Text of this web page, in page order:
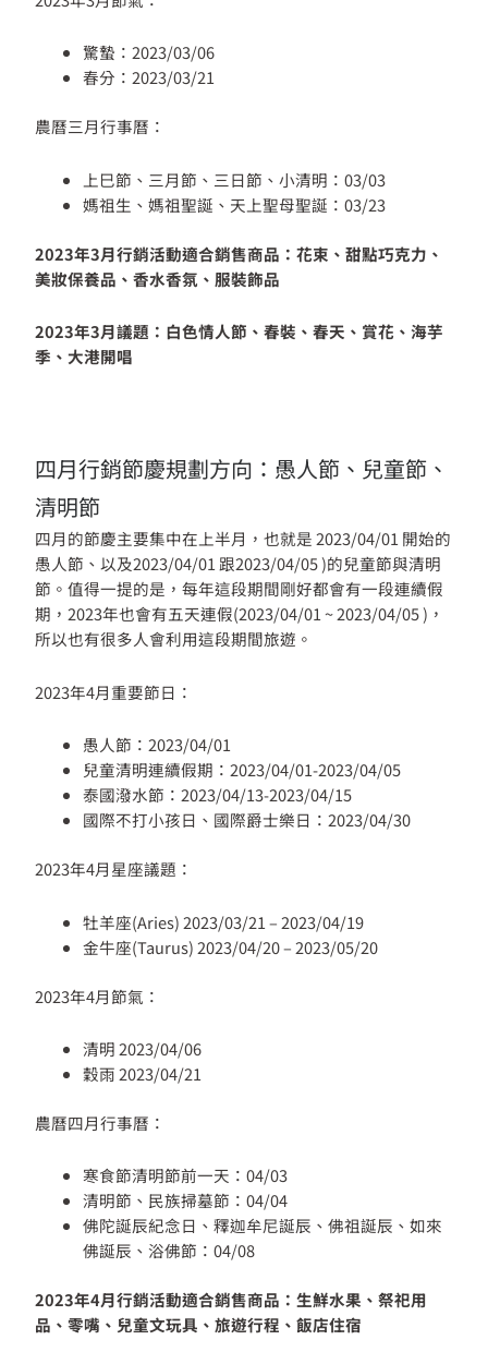
驚蟄：2023/03/06
春分：2023/03/21
農曆三月行事曆：
上巳節、三月節、三日節、小清明：03/03
媽祖生、媽祖聖誕、天上聖母聖誕：03/23
2023年3月行銷活動適合銷售商品：花束、甜點巧克力、
美妝保養品、香水香氛、服裝飾品
2023年3月議題：白色情人節、春裝、春天、賞花、海芋
季、大港開唱
四月行銷節慶規劃方向：愚人節、兒童節、
清明節
四月的節慶主要集中在上半月，也就是 2023/04/01 開始的
愚人節、以及2023/04/01 跟2023/04/05 )的兒童節與清明
節。值得一提的是，每年這段期間剛好都會有一段連續假
期，2023年也會有五天連假(2023/04/01 ~ 2023/04/05 )，
所以也有很多人會利用這段期間旅遊。
2023年4月重要節日：
愚人節：2023/04/01
兒童清明連續假期：2023/04/01-2023/04/05
泰國潑水節：2023/04/13-2023/04/15
國際不打小孩日、國際爵士樂日：2023/04/30
2023年4月星座議題：
牡羊座(Aries) 2023/03/21 – 2023/04/19
金牛座(Taurus) 2023/04/20 – 2023/05/20
2023年4月節氣：
清明 2023/04/06
穀雨 2023/04/21
農曆四月行事曆：
寒食節清明節前一天：04/03
清明節、民族掃墓節：04/04
佛陀誕辰紀念日、釋迦牟尼誕辰、佛祖誕辰、如來
佛誕辰、浴佛節：04/08
2023年4月行銷活動適合銷售商品：生鮮水果、祭祀用
品、零嘴、兒童文玩具、旅遊行程、飯店住宿